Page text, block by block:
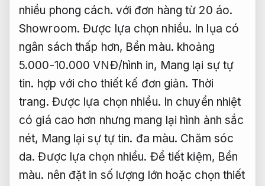
nhiều phong cách. với đơn hàng từ 20 áo.
Showroom. Được lựa chọn nhiều. In lụa có
ngân sách thấp hơn, Bền màu. khoảng
5.000-10.000 VNĐ/hình in, Mang lại sự tự
tin. hợp với cho thiết kế đơn giản. Thời
trang. Được lựa chọn nhiều. In chuyển nhiệt
có giá cao hơn nhưng mang lại hình ảnh sắc
nét, Mang lại sự tự tin. đa màu. Chăm sóc
da. Được lựa chọn nhiều. Để tiết kiệm, Bền
màu. nên đặt in số lượng lớn hoặc chọn thiết